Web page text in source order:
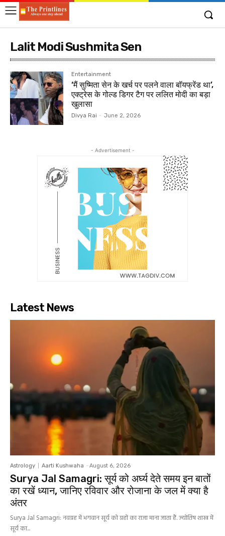
Lalit Modi Sushmita Sen
Entertainment
‘मैं सुष्मिता सेन के खर्च पर पलने वाला बॉयफ्रेंड था’,
एक्ट्रेस के गोल्ड डिगर टैग पर ललित मोदी का बड़ा
खुलासा
Divya Rai - June 2, 2026
- Advertisement -
Latest News
Astrology Aarti Kushwaha - August 6, 2026
Surya Jal Samagri: सूर्य को अर्घ्य देते समय इन बातों
का रखें ध्यान, जानिए रविवार और रोजाना के जल में क्या है
अंतर
Surya Jal Samagri: नवग्रह में भगवान सूर्य को ग्रहों का राजा माना जाता हैं. ज्योतिष शास्त्र में
सूर्य का...